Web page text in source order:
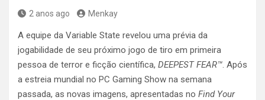
2 anos ago Menkay
A equipe da Variable State revelou uma prévia da
jogabilidade de seu próximo jogo de tiro em primeira
pessoa de terror e ficção científica, DEEPEST FEAR™. Após
a estreia mundial no PC Gaming Show na semana
passada, as novas imagens, apresentadas no Find Your